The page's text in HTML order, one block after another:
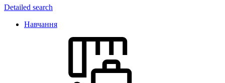
Detailed search
Навчання